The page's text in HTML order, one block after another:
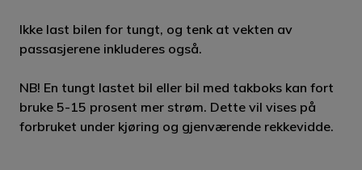
Ikke last bilen for tungt, og tenk at vekten av
passasjerene inkluderes også.
NB! En tungt lastet bil eller bil med takboks kan fort
bruke 5-15 prosent mer strøm. Dette vil vises på
forbruket under kjøring og gjenværende rekkevidde.